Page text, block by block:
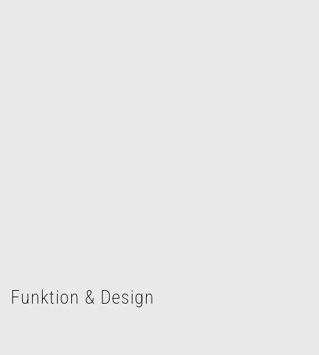
Funktion & Design